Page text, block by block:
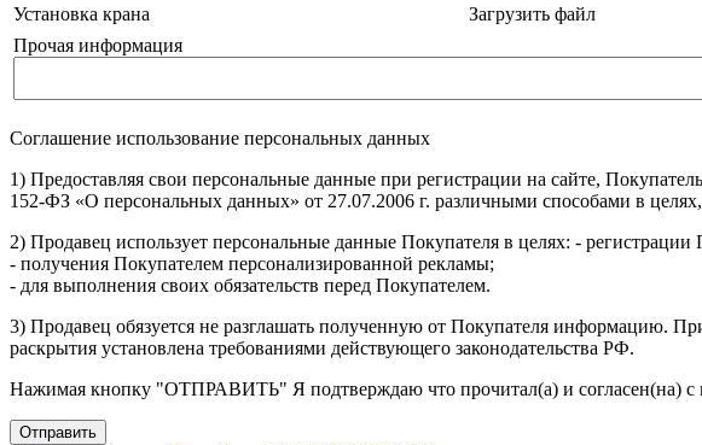
Установка крана
Загрузить файл
Прочая информация
Соглашение использование персональных данных
1) Предоставляя свои персональные данные при регистрации на сайте,
152-ФЗ «О персональных данных» от 27.07.2006 г. различными способами в
2) Продавец использует персональные данные Покупателя в целях: - регистрации
- получения Покупателем персонализированной рекламы;
- для выполнения своих обязательств перед Покупателем.
3) Продавец обязуется не разглашать полученную от Покупателя информацию.
раскрытия установлена требованиями действующего законодательства РФ.
Нажимая кнопку "ОТПРАВИТЬ" Я подтверждаю что прочитал(а) и согласен(на)
Отправить